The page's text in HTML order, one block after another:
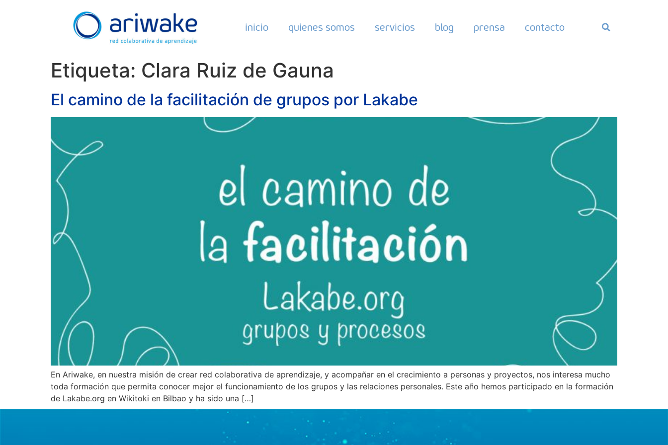
inicio quienes somos servicios blog prensa contacto
Etiqueta: Clara Ruiz de Gauna
El camino de la facilitación de grupos por Lakabe
En Ariwake, en nuestra misión de crear red colaborativa de aprendizaje, y acompañar en el crecimiento a personas y proyectos, nos interesa mucho
toda formación que permita conocer mejor el funcionamiento de los grupos y las relaciones personales. Este año hemos participado en la formación
de Lakabe.org en Wikitoki en Bilbao y ha sido una […]